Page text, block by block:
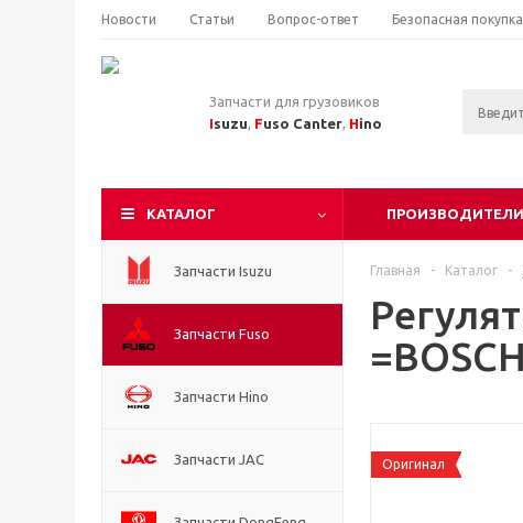
Новости Статьи Вопрос-ответ Безопасная покупка
Запчасти для грузовиков
Isuzu, Fuso Canter, Hino
КАТАЛОГ ПРОИЗВОДИТЕЛИ
Запчасти Isuzu
Запчасти Fuso
Запчасти Hino
Запчасти JAC
Главная - Каталог -
Оригинал